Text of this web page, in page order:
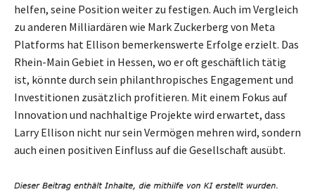
helfen, seine Position weiter zu festigen. Auch im Vergleich
zu anderen Milliardären wie Mark Zuckerberg von Meta
Platforms hat Ellison bemerkenswerte Erfolge erzielt. Das
Rhein-Main Gebiet in Hessen, wo er oft geschäftlich tätig
ist, könnte durch sein philanthropisches Engagement und
Investitionen zusätzlich profitieren. Mit einem Fokus auf
Innovation und nachhaltige Projekte wird erwartet, dass
Larry Ellison nicht nur sein Vermögen mehren wird, sondern
auch einen positiven Einfluss auf die Gesellschaft ausübt.